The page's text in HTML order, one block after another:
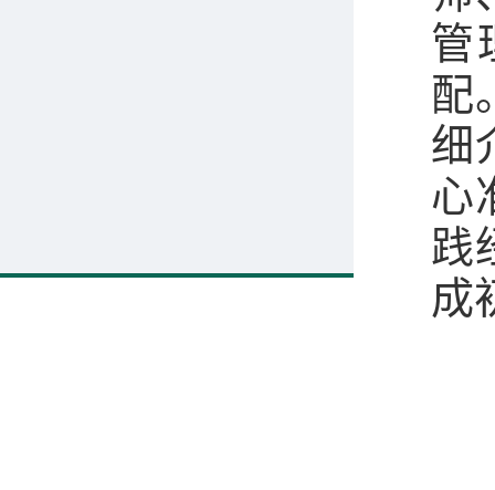
管
配
细
心
践
成